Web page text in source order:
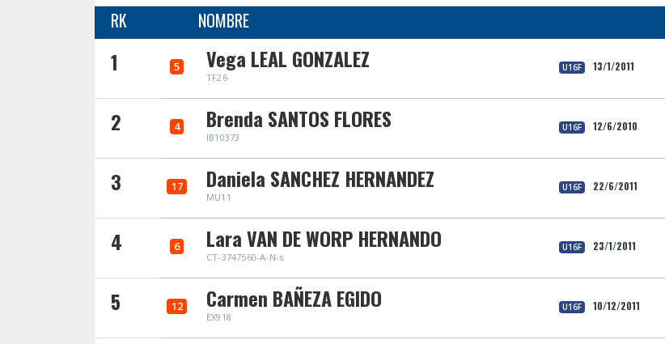
RK NOMBRE
1 5 Vega LEAL GONZALEZ
TF26
U16F 13/1/2011
2 4 Brenda SANTOS FLORES
IB10373
U16F 12/6/2010
3 17 Daniela SANCHEZ HERNANDEZ
MU11
U16F 22/6/2011
4 6 Lara VAN DE WORP HERNANDO
CT-3747560-A-N-s
U16F 23/1/2011
5 12 Carmen BAÑEZA EGIDO
EX918
U16F 10/12/2011